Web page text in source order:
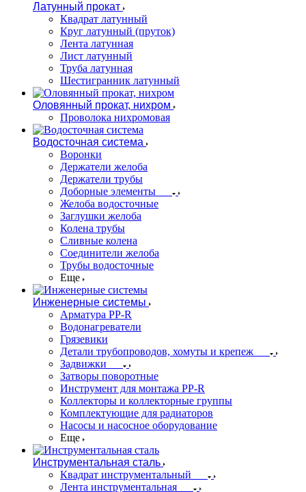
Латунный прокат
Квадрат латунный
Круг латунный (пруток)
Лента латунная
Лист латунный
Труба латунная
Шестигранник латунный
Оловянный прокат, нихром
Проволока нихромовая
Водосточная система
Воронки
Держатели желоба
Держатели трубы
Доборные элементы
Желоба водосточные
Заглушки желоба
Колена трубы
Сливные колена
Соединители желоба
Трубы водосточные
Еще
Инженерные системы
Арматура PP-R
Водонагреватели
Грязевики
Детали трубопроводов, хомуты и крепеж
Задвижки
Затворы поворотные
Инструмент для монтажа PP-R
Коллекторы и коллекторные группы
Комплектующие для радиаторов
Насосы и насосное оборудование
Еще
Инструментальная сталь
Квадрат инструментальный
Лента инструментальная